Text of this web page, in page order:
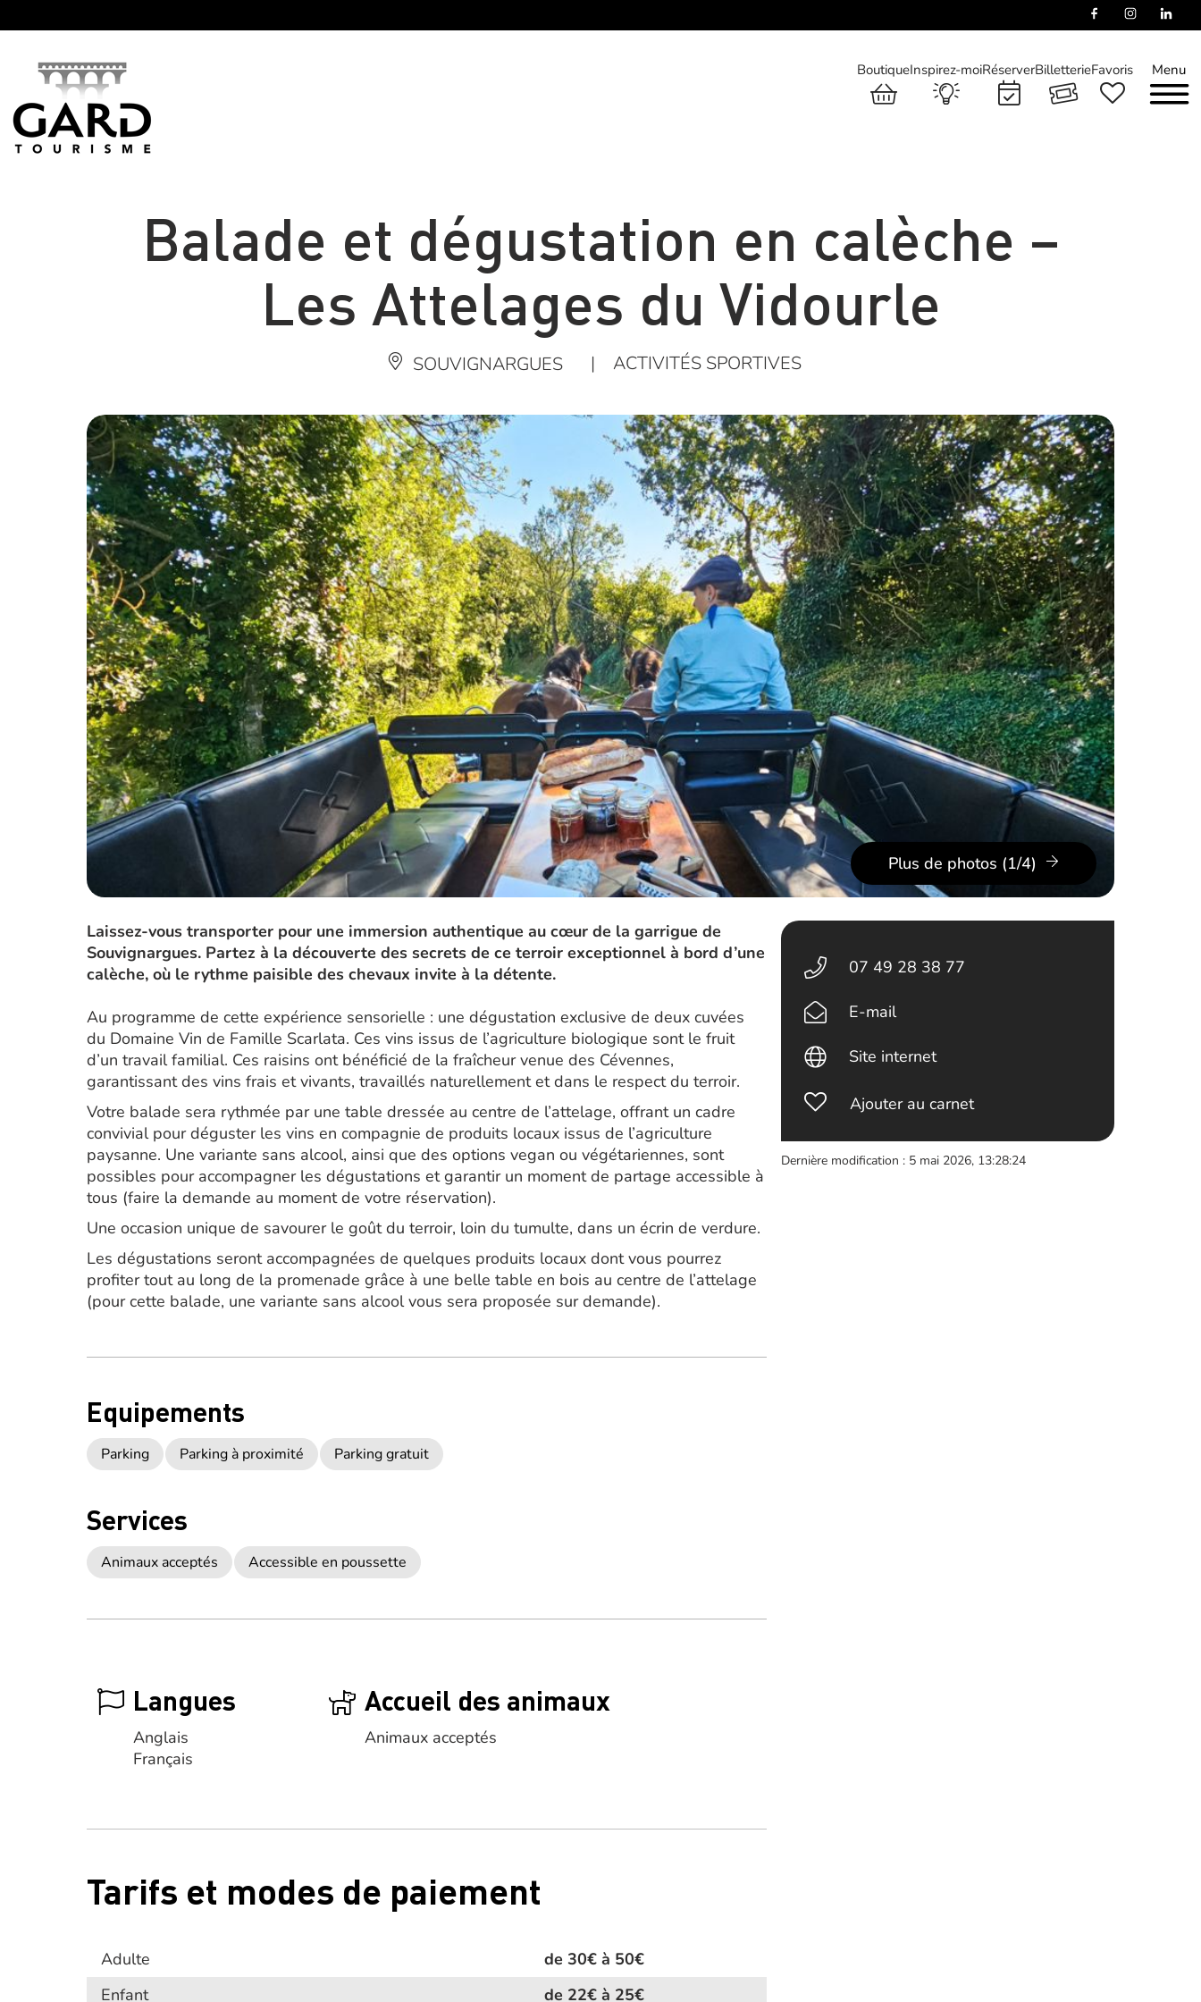
Menu
BoutiqueInspirez-moiRéserverBilletterieFavoris
Balade et dégustation en calèche –
Les Attelages du Vidourle
SOUVIGNARGUES | ACTIVITÉS SPORTIVES
Plus de photos (1/4)
Laissez-vous transporter pour une immersion authentique au cœur de la garrigue de
Souvignargues. Partez à la découverte des secrets de ce terroir exceptionnel à bord d’une
calèche, où le rythme paisible des chevaux invite à la détente.
Au programme de cette expérience sensorielle : une dégustation exclusive de deux cuvées
du Domaine Vin de Famille Scarlata. Ces vins issus de l’agriculture biologique sont le fruit
d’un travail familial. Ces raisins ont bénéficié de la fraîcheur venue des Cévennes,
garantissant des vins frais et vivants, travaillés naturellement et dans le respect du terroir.
Votre balade sera rythmée par une table dressée au centre de l’attelage, offrant un cadre
convivial pour déguster les vins en compagnie de produits locaux issus de l’agriculture
paysanne. Une variante sans alcool, ainsi que des options vegan ou végétariennes, sont
possibles pour accompagner les dégustations et garantir un moment de partage accessible à
tous (faire la demande au moment de votre réservation).
Une occasion unique de savourer le goût du terroir, loin du tumulte, dans un écrin de verdure.
Les dégustations seront accompagnées de quelques produits locaux dont vous pourrez
profiter tout au long de la promenade grâce à une belle table en bois au centre de l’attelage
(pour cette balade, une variante sans alcool vous sera proposée sur demande).
Equipements
Parking Parking à proximité Parking gratuit
Services
Animaux acceptés Accessible en poussette
Langues
Anglais
Français
Accueil des animaux
Animaux acceptés
Tarifs et modes de paiement
Adulte
de 30€ à 50€
Enfant
de 22€ à 25€
07 49 28 38 77
E-mail
Site internet
Ajouter au carnet
Dernière modification : 5 mai 2026, 13:28:24